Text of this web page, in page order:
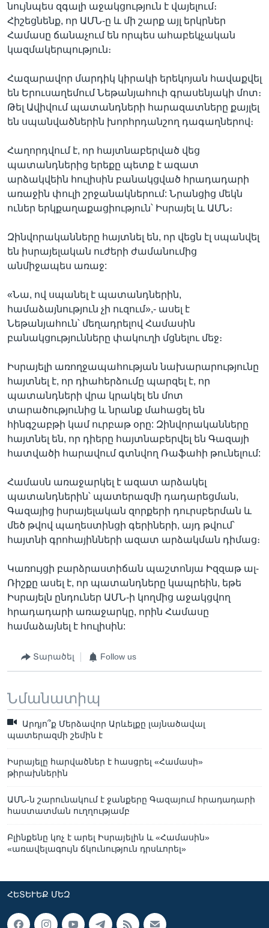
նույնպես զգալի աջակցություն է վայելում։
Հիշեցնենք, որ ԱՄՆ-ը և մի շարք այլ երկրներ
Համասը ճանաչում են որպես ահաբեկչական
կազմակերպություն։
Հազարավոր մարդիկ կիրակի երեկոյան հավաքվել
են Երուսաղեմում Նեթանյահուի գրասենյակի մոտ։
Թել Ավիվում պատանդների հարազատները քայլել
են սպանվածներին խորհրդանշող դագաղներով։
Հաղորդվում է, որ հայտնաբերված վեց
պատանդներից երեքը պետք է ազատ
արձակվեին հուլիսին բանակցված հրադադարի
առաջին փուլի շրջանակներում: Նրանցից մեկն
ուներ երկքաղաքացիություն՝ Իսրայել և ԱՄՆ։
Զինվորականները հայտնել են, որ վեցն էլ սպանվել
են իսրայելական ուժերի ժամանումից
անմիջապես առաջ:
«Նա, ով սպանել է պատանդներին,
համաձայնություն չի ուզում»,- ասել է
Նեթանյահուն՝ մեղադրելով Համասին
բանակցությունները փակուղի մցնելու մեջ։
Իսրայելի առողջապահության նախարարությունը
հայտնել է, որ դիահերձումը պարզել է, որ
պատանդների վրա կրակել են մոտ
տարածությունից և նրանք մահացել են
հինգշաբթի կամ ուրբաթ օրը: Զինվորականները
հայտնել են, որ դիերը հայտնաբերվել են Գազայի
հատվածի հարավում գտնվող Ռաֆահի թունելում:
Համասն առաջարկել է ազատ արձակել
պատանդներին՝ պատերազմի դադարեցման,
Գազայից իսրայելական զորքերի դուրսբերման և
մեծ թվով պաղեստինցի գերիների, այդ թվում՝
հայտնի գրոհայինների ազատ արձակման դիմաց։
Կառույցի բարձրաստիճան պաշտոնյա Իզզաթ ալ-
Ռիշքը ասել է, որ պատանդները կապրեին, եթե
Իսրայելն ընդուներ ԱՄՆ-ի կողմից աջակցվող
հրադադարի առաջարկը, որին Համասը
համաձայնել է հուլիսին:
Տարածել Follow us
Նմանատիպ
Արդյո՞ք Մերձավոր Արևելքը լայնածավալ
պատերազմի շեմին է
Իսրայելը հարվածներ է հասցրել «Համասի»
թիրախներին
ԱՄՆ-ն շարունակում է ջանքերը Գազայում հրադադարի
հաստատման ուղղությամբ
Բլինքենը կոչ է արել Իսրայելին և «Համասին»
«առավելագույն ճկունություն դրսևորել»
ՀԵՏԵՒԵՔ ՄԵԶ